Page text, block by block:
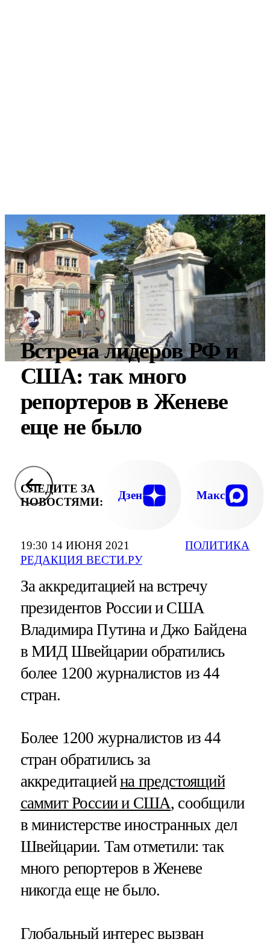
19:30 14 ИЮНЯ 2021
РЕДАКЦИЯ ВЕСТИ.РУ
ПОЛИТИКА
Встреча лидеров РФ и
США: так много
репортеров в Женеве
еще не было
СЛЕДИТЕ ЗА
НОВОСТЯМИ:
Дзен Макс
За аккредитацией на встречу
президентов России и США
Владимира Путина и Джо Байдена
в МИД Швейцарии обратились
более 1200 журналистов из 44
стран.
Более 1200 журналистов из 44
стран обратились за
аккредитациейна предстоящий
саммит России и США, сообщили
в министерстве иностранных дел
Швейцарии. Там отметили: так
много репортеров в Женеве
никогда еще не было.
Глобальный интерес вызван